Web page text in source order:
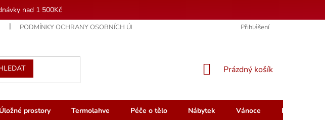
nad 1 500Kč
PODMÍNKY OCHRANY OSOBNÍCH ÚDAJŮ HODNOCENÍ OBCHODU
Přihlášení
NÁKUPNÍ
Prázdný košík
Úložné prostory Termolahve Péče o tělo Nábytek Vánoce
Dárkový